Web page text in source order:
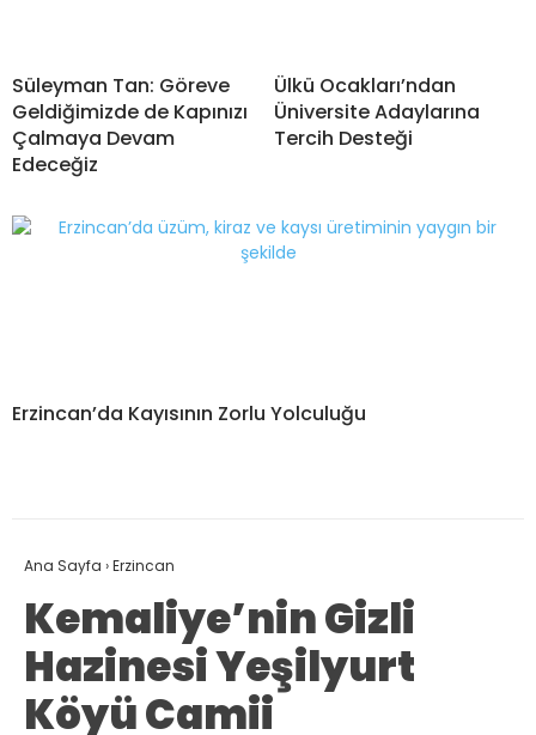
Süleyman Tan: Göreve
Geldiğimizde de Kapınızı
Çalmaya Devam
Edeceğiz
Ülkü Ocakları’ndan
Üniversite Adaylarına
Tercih Desteği
Erzincan’da Kayısının Zorlu Yolculuğu
Ana Sayfa ›Erzincan
Kemaliye’nin Gizli
Hazinesi Yeşilyurt
Köyü Camii